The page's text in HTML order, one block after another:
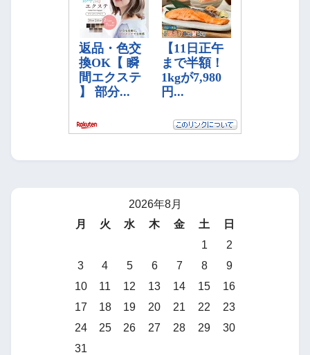
2026年8月
月
火 水 木 金 土
日
1
2
3
4 5 6 7 8
9
10
11 12 13 14 15
16
17
18 19 20 21 22
23
24
25 26 27 28 29
30
31